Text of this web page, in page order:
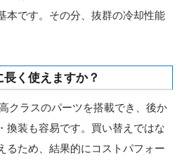
本です。その分、抜群の冷却性能
く使えますか？
クラスのパーツを搭載でき、後か
換装も容易です。買い替えではな
るため、結果的にコストパフォー